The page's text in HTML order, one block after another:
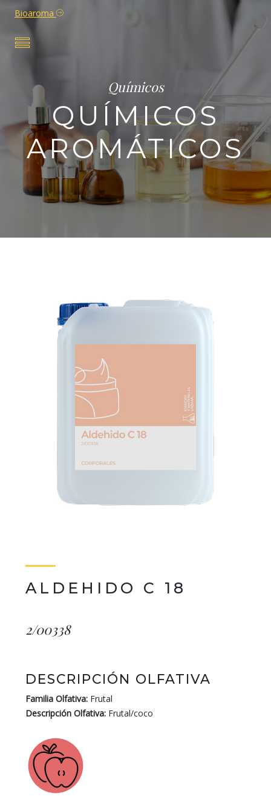
Bioaroma
Químicos
QUÍMICOS
AROMÁTICOS
ALDEHIDO C 18
2/00338
DESCRIPCIÓN OLFATIVA
Familia Olfativa: Frutal
Descripción Olfativa: Frutal/coco